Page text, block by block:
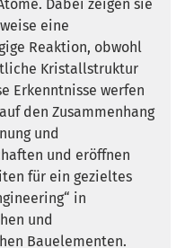
Dabei zeigen sie
eine
Reaktion, obwohl
Kristallstruktur
Erkenntnisse werfen
den Zusammenhang
und
und eröffnen
für ein gezieltes
in
und
Bauelementen.